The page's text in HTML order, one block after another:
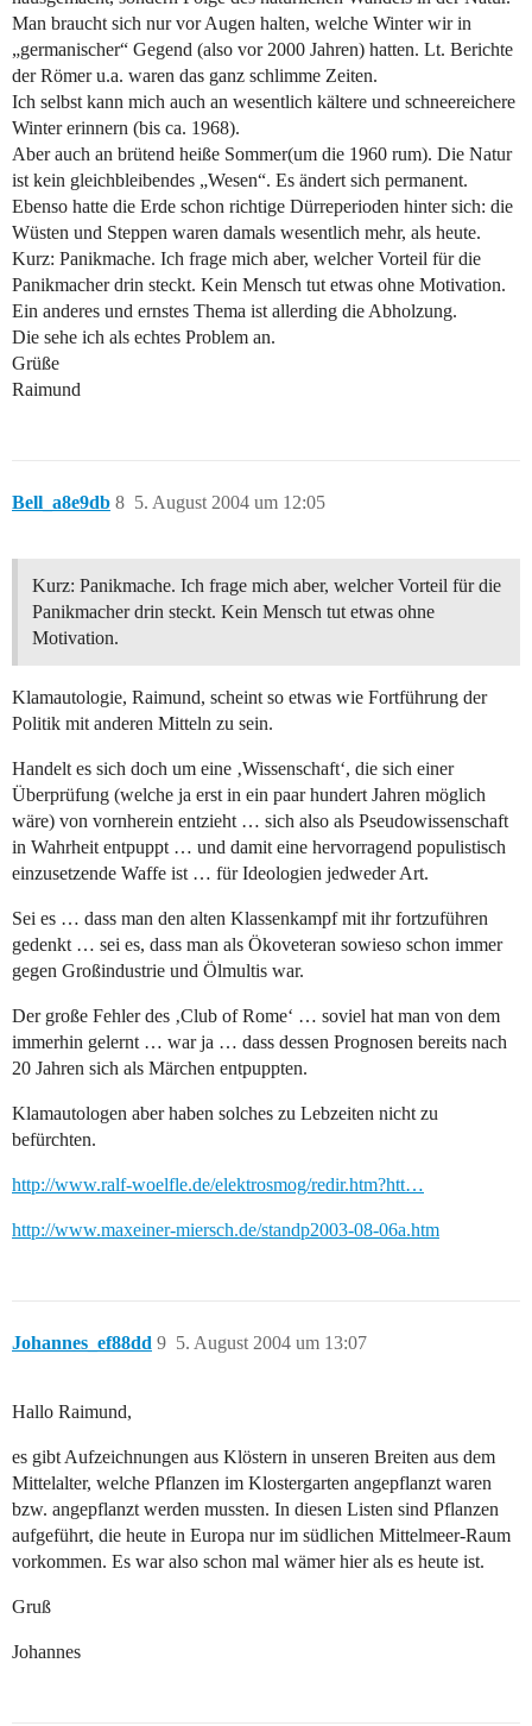
Man braucht sich nur vor Augen halten, welche Winter wir in
„germanischer“ Gegend (also vor 2000 Jahren) hatten. Lt. Berichte
der Römer u.a. waren das ganz schlimme Zeiten.
Ich selbst kann mich auch an wesentlich kältere und schneereichere
Winter erinnern (bis ca. 1968).
Aber auch an brütend heiße Sommer(um die 1960 rum). Die Natur
ist kein gleichbleibendes „Wesen“. Es ändert sich permanent.
Ebenso hatte die Erde schon richtige Dürreperioden hinter sich: die
Wüsten und Steppen waren damals wesentlich mehr, als heute.
Kurz: Panikmache. Ich frage mich aber, welcher Vorteil für die
Panikmacher drin steckt. Kein Mensch tut etwas ohne Motivation.
Ein anderes und ernstes Thema ist allerding die Abholzung.
Die sehe ich als echtes Problem an.
Grüße
Raimund
Bell_a8e9db 5. August 2004 um 12:05
8
Kurz: Panikmache. Ich frage mich aber, welcher Vorteil für die
Panikmacher drin steckt. Kein Mensch tut etwas ohne
Motivation.
Klamautologie, Raimund, scheint so etwas wie Fortführung der
Politik mit anderen Mitteln zu sein.
Handelt es sich doch um eine ‚Wissenschaft‘, die sich einer
Überprüfung (welche ja erst in ein paar hundert Jahren möglich
wäre) von vornherein entzieht … sich also als Pseudowissenschaft
in Wahrheit entpuppt … und damit eine hervorragend populistisch
einzusetzende Waffe ist … für Ideologien jedweder Art.
Sei es … dass man den alten Klassenkampf mit ihr fortzuführen
gedenkt … sei es, dass man als Ökoveteran sowieso schon immer
gegen Großindustrie und Ölmultis war.
Der große Fehler des ‚Club of Rome‘ … soviel hat man von dem
immerhin gelernt … war ja … dass dessen Prognosen bereits nach
20 Jahren sich als Märchen entpuppten.
Klamautologen aber haben solches zu Lebzeiten nicht zu
befürchten.
http://www.ralf-woelfle.de/elektrosmog/redir.htm?htt…
http://www.maxeiner-miersch.de/standp2003-08-06a.htm
Johannes_ef88dd 5. August 2004 um 13:07
9
Hallo Raimund,
es gibt Aufzeichnungen aus Klöstern in unseren Breiten aus dem
Mittelalter, welche Pflanzen im Klostergarten angepflanzt waren
bzw. angepflanzt werden mussten. In diesen Listen sind Pflanzen
aufgeführt, die heute in Europa nur im südlichen Mittelmeer-Raum
vorkommen. Es war also schon mal wämer hier als es heute ist.
Gruß
Johannes